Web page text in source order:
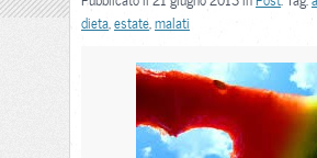
dieta estate malati